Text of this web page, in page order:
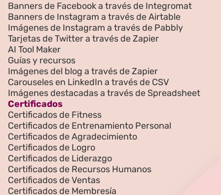
Banners de Facebook a través de Integromat
Banners de Instagram a través de Airtable
Imágenes de Instagram a través de Pabbly
Tarjetas de Twitter a través de Zapier
AI Tool Maker
Guías y recursos
Imágenes del blog a través de Zapier
Carouseles en LinkedIn a través de CSV
Imágenes destacadas a través de Spreadsheet
Certificados
Certificados de Fitness
Certificados de Entrenamiento Personal
Certificados de Agradecimiento
Certificados de Logro
Certificados de Liderazgo
Certificados de Recursos Humanos
Certificados de Ventas
Certificados de Membresía